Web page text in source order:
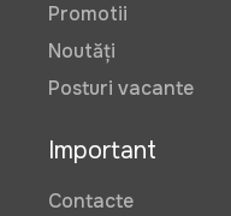
690 lei
Promotii
Noutăți
Posturi vacante
Important
Contacte